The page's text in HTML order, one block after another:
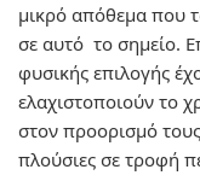
μικρό απόθεμα που
σε αυτό το σημείο.
φυσικής επιλογής
ελαχιστοποιούν το
στον προορισμό
πλούσιες σε τροφή